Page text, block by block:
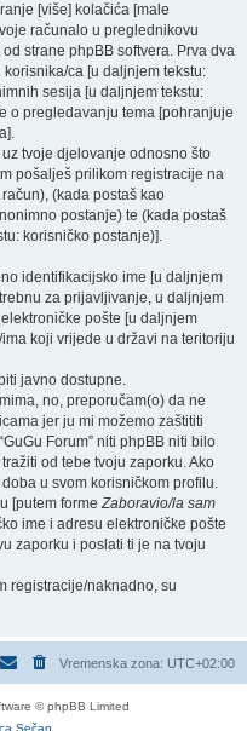
[više] kolačića [male
računalo u preglednikovu
strane phpBB softvera. Prva dva
ca [u daljnjem tekstu:
sesija [u daljnjem tekstu:
o pregledavanju tema [pohranjuje
tvoje djelovanje odnosno što
pošalješ prilikom registracije na
(kada postaš kao
postanje) te (kada postaš
korisničko postanje)].
identifikacijsko ime [u daljnjem
za prijavljivanje, u daljnjem
pošte [u daljnjem
koji vrijede u državi na teritoriju
javno dostupne.
no, preporučam(o) da ne
jer ju mi možemo zaštititi
Forum” niti phpBB niti bilo
od tebe tvoju zaporku. Ako
u svom korisničkom profilu.
[putem formeZaboravio/la sam
ime i adresu elektroničke pošte
zaporku i poslati ti je na tvoju
registracije/naknadno, su
Vremenska zona: UTC+02:00
© phpBB Limited
Sečan